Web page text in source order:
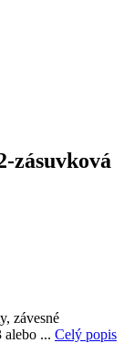
zásuvková
závesné
alebo ... Celý popis